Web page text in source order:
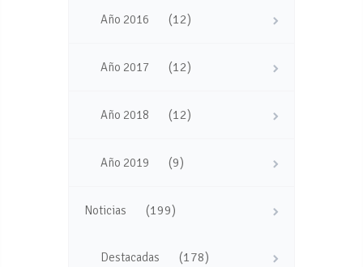
Año 2016 (12)
Año 2017 (12)
Año 2018 (12)
Año 2019 (9)
Noticias (199)
Destacadas (178)